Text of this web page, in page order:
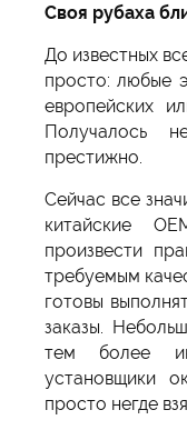
Своя рубаха
До известных
просто: любые
европейских
Получалось
престижно.
Сейчас все
китайские
произвести
требуемым
готовы
заказы.
тем более
установщики
просто негде